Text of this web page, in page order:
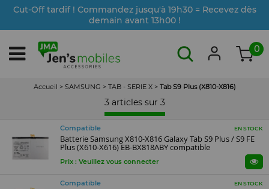
Cut-Off tardif ! Commandez jusqu'à 19h30 = Recevez dès
demain avant 13h00 !
0
Accueil > SAMSUNG > TAB - SERIE X > Tab S9 Plus (X810-X816)
3 articles sur 3
Compatible EN STOCK
Batterie Samsung X810-X816 Galaxy Tab S9 Plus / S9 FE
Plus (X610-X616) EB-BX818ABY compatible
Prix : Veuillez vous connecter
Compatible EN STOCK